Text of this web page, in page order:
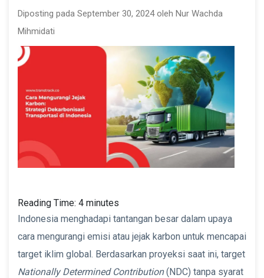
Diposting pada September 30, 2024 oleh Nur Wachda
Mihmidati
Reading Time: 4 minutes
Indonesia menghadapi tantangan besar dalam upaya
cara mengurangi emisi atau jejak karbon untuk mencapai
target iklim global. Berdasarkan proyeksi saat ini, target
Nationally Determined Contribution(NDC) tanpa syarat